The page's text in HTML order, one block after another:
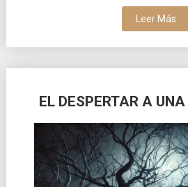
Leer Más
EL DESPERTAR A